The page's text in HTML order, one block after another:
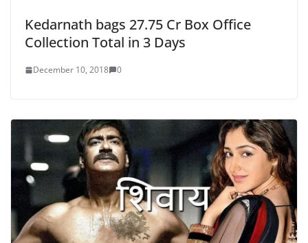
Kedarnath bags 27.75 Cr Box Office
Collection Total in 3 Days
December 10, 2018 0